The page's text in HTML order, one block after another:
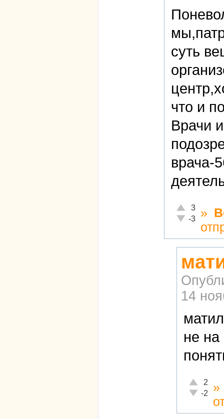
суть
что и
Врачи
врача-
Отлично!
3
Неадекватно!
-3 »
14
не на
Отлично!
2
-2
»